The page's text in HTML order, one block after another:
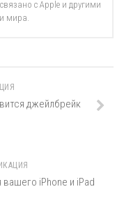
с Apple и другими
мира.
джейлбрейк
вашего iPhone и iPad